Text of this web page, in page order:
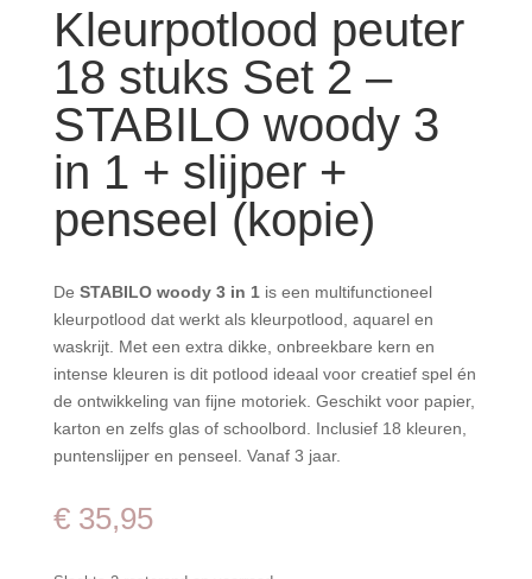
Kleurpotlood peuter
18 stuks Set 2 –
STABILO woody 3
in 1 + slijper +
penseel (kopie)
De STABILO woody 3 in 1is een multifunctioneel
kleurpotlood dat werkt als kleurpotlood, aquarel en
waskrijt. Met een extra dikke, onbreekbare kern en
intense kleuren is dit potlood ideaal voor creatief spel én
de ontwikkeling van fijne motoriek. Geschikt voor papier,
karton en zelfs glas of schoolbord. Inclusief 18 kleuren,
puntenslijper en penseel. Vanaf 3 jaar.
€35,95